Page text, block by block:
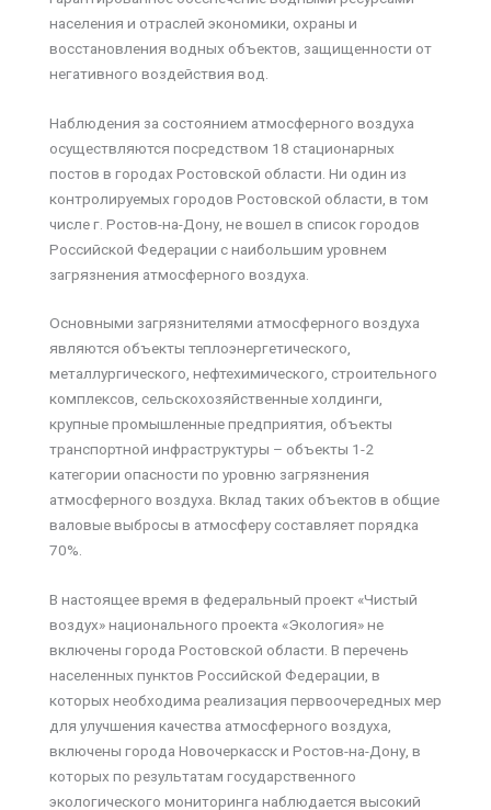
населения и отраслей экономики, охраны и
восстановления водных объектов, защищенности от
негативного воздействия вод.
Наблюдения за состоянием атмосферного воздуха
осуществляются посредством 18 стационарных
постов в городах Ростовской области. Ни один из
контролируемых городов Ростовской области, в том
числе г. Ростов-на-Дону, не вошел в список городов
Российской Федерации с наибольшим уровнем
загрязнения атмосферного воздуха.
Основными загрязнителями атмосферного воздуха
являются объекты теплоэнергетического,
металлургического, нефтехимического, строительного
комплексов, сельскохозяйственные холдинги,
крупные промышленные предприятия, объекты
транспортной инфраструктуры – объекты 1-2
категории опасности по уровню загрязнения
атмосферного воздуха. Вклад таких объектов в общие
валовые выбросы в атмосферу составляет порядка
70%.
В настоящее время в федеральный проект «Чистый
воздух» национального проекта «Экология» не
включены города Ростовской области. В перечень
населенных пунктов Российской Федерации, в
которых необходима реализация первоочередных мер
для улучшения качества атмосферного воздуха,
включены города Новочеркасск и Ростов-на-Дону, в
которых по результатам государственного
экологического мониторинга наблюдается высокий